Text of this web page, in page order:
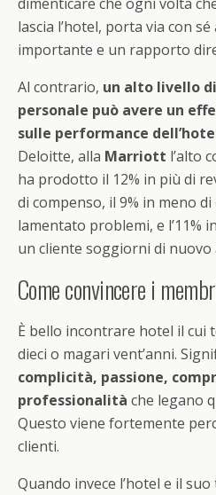
lascia l’hotel, porta via con
importante e un rapporto
Al contrario, un alto livello
personale può avere un
sulle performance
Deloitte, alla Marriott l’alto
ha prodotto il 12% in più di
di compenso, il 9% in meno
lamentato problemi, e l’11%
un cliente soggiorni di
Come convincere i
È bello incontrare hotel il cui
dieci o magari vent’anni.
complicità, passione,
professionalità che legano
Questo viene fortemente
clienti.
Quando invece l’hotel e il